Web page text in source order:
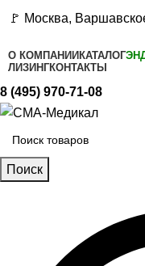
🚩 Москва,
О КОМПАНИИ КАТАЛОГ
ЛИЗИНГКОНТАКТЫ
8 (495) 970-71-08
Поиск